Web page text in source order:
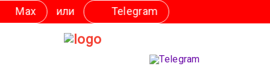
или Telegram